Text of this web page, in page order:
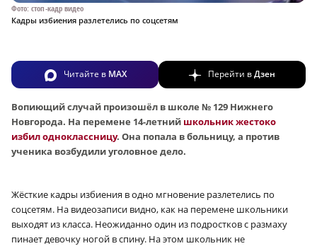
Фото: стоп-кадр видео
Кадры избиения разлетелись по соцсетям
Читайте в MAX Перейти вДзен
Вопиющий случай произошёл в школе № 129 Нижнего
Новгорода. На перемене 14-летний школьник жестоко
избил одноклассницу. Она попала в больницу, а против
ученика возбудили уголовное дело.
Жёсткие кадры избиения в одно мгновение разлетелись по
соцсетям. На видеозаписи видно, как на перемене школьники
выходят из класса. Неожиданно один из подростков с размаху
пинает девочку ногой в спину. На этом школьник не